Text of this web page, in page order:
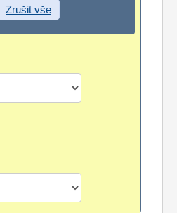
Zrušit vše